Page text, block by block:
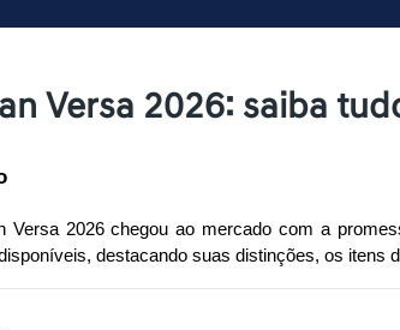
Versa 2026: saiba
Versa 2026 chegou ao mercado com a
destacando suas distinções, os itens